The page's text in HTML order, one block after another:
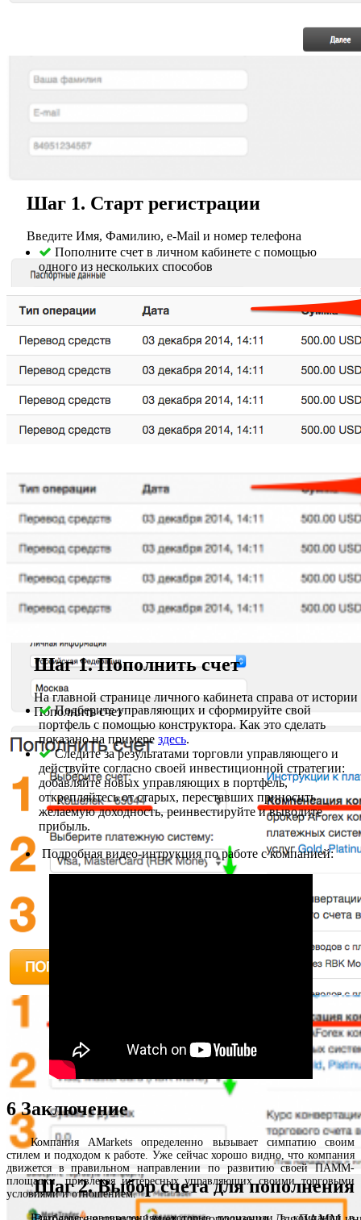
Шаг 1. Старт регистрации
Введите Имя, Фамилию, e-Mail и номер телефона
регулятора рынка Forex по верификации клиентов в целях
Шаг 2. Личная информация
Укажите Ваше географическое положение, а также опыт
торговли на финансовых рынках
Пополните счет в личном кабинете с помощью
одного из нескольких способов
Шаг 1. Пополнить счет
На главной странице личного кабинета справа от
Пополнить счет
Шаг 2. Выбор счета для пополнения
Подберите управляющих и сформируйте свой
портфель с помощью конструктора. Как это сделать
показано на примере здесь.
Следите за результатами торговли управляющего и
действуйте согласно своей инвестиционной стратегии:
добавляйте новых управляющих в портфель,
открепляйтесь от старых, переставших приносить
желаемую доходность, реинвестируйте и выводите
прибыль.
Подробная видео-интрукция по работе с компанией:
6Заключение
Компания AMarkets определенно вызывает симпатию своим
стилем и подходом к работе. Уже сейчас хорошо видно, что компания
движется в правильном направлении по развитию своей ПАММ-
площадки, привлекая интересных управляющих своими торговыми
условиями и отношением.